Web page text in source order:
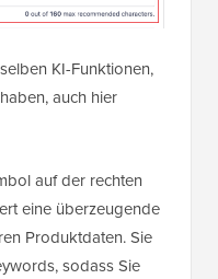
KI-Funktionen,
auch hier
auf der rechten
eine überzeugende
Produktdaten. Sie
sodass Sie